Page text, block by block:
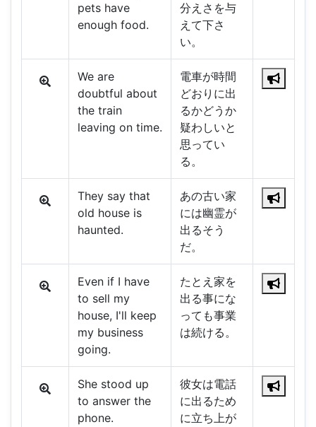
pets have
enough food.
分えさを与
えて下さ
い。
We are
doubtful about
the train
leaving on time.
電車が時間
どおりに出
るかどうか
疑わしいと
思ってい
る。
They say that
old house is
haunted.
あの古い家
には幽霊が
出るそう
だ。
Even if I have
to sell my
house, I'll keep
my business
going.
たとえ家を
出る事にな
っても事業
は続ける。
She stood up
to answer the
phone.
彼女は電話
に出るため
に立ち上が